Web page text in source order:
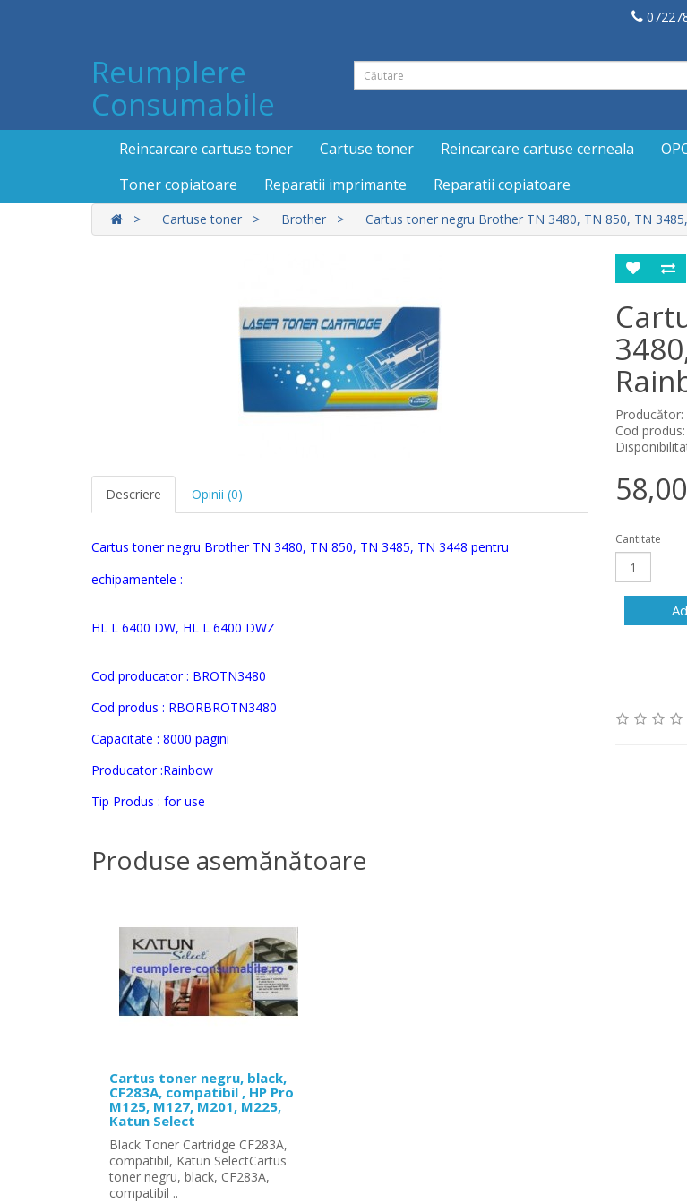
Reumplere
Consumabile
Reincarcare cartuse toner Cartuse toner Reincarcare cartuse cerneala
Toner copiatoare
Reparatii imprimante Reparatii copiatoare
Cartuse toner Brother Cartus toner negru Brother TN 3480, TN 850, TN
Descriere Opinii (0)
Cartus toner negru Brother TN 3480, TN 850, TN 3485, TN 3448 pentru
echipamentele :
HL L 6400 DW, HL L 6400 DWZ
Cod producator : BROTN3480
Cod produs : RBORBROTN3480
Capacitate : 8000 pagini
Producator :Rainbow
Tip Produs : for use
Producător:
Cod
Cantitate
Produse asemănătoare
Cartus toner negru, black,
CF283A, compatibil , HP Pro
M125, M127, M201, M225,
Katun Select
Black Toner Cartridge CF283A,
compatibil, Katun SelectCartus
toner negru, black, CF283A,
compatibil ..